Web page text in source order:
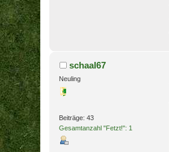
schaal67
Neuling
Beiträge: 43
Gesamtanzahl "Fetzt!": 1